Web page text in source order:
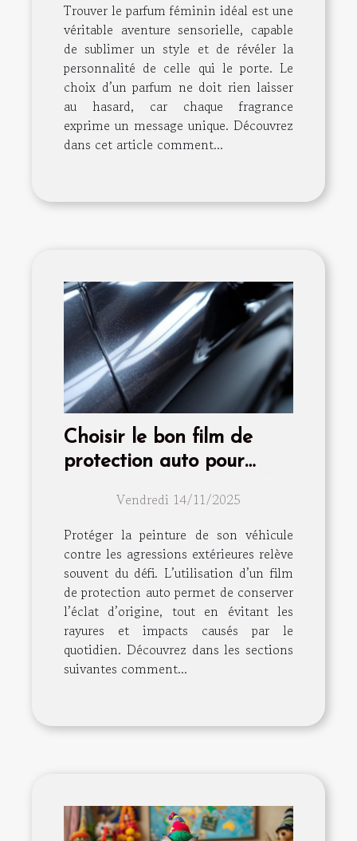
Trouver le parfum féminin idéal est une
véritable aventure sensorielle, capable
de sublimer un style et de révéler la
personnalité de celle qui le porte. Le
choix d’un parfum ne doit rien laisser
au hasard, car chaque fragrance
exprime un message unique. Découvrez
dans cet article comment...
Choisir le bon film de
protection auto pour
votre véhicule
Vendredi 14/11/2025
Protéger la peinture de son véhicule
contre les agressions extérieures relève
souvent du défi. L’utilisation d’un film
de protection auto permet de conserver
l’éclat d’origine, tout en évitant les
rayures et impacts causés par le
quotidien. Découvrez dans les sections
suivantes comment...